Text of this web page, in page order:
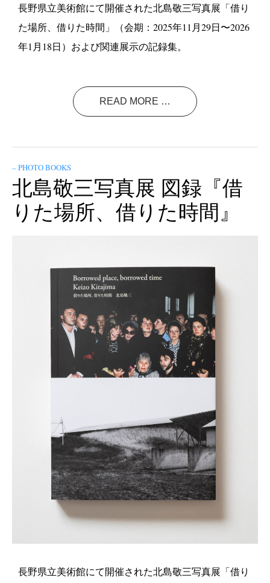
長野県立美術館にて開催された北島敬三写真展「借り
た場所、借りた時間」（会期：2025年11月29日〜2026
年1月18日）および関連展示の記録集。
READ MORE …
– PHOTO BOOKS
北島敬三写真展 図録『借
りた場所、借りた時間』
長野県立美術館にて開催された北島敬三写真展「借り